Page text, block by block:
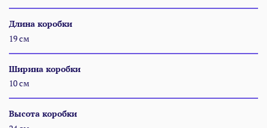
Длина коробки
19 см
Ширина коробки
10 см
Высота коробки